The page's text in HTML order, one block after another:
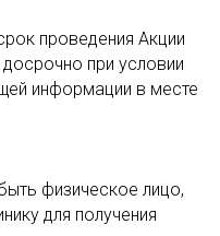
проведения Акции
при условии
информации в месте
физическое лицо,
для получения